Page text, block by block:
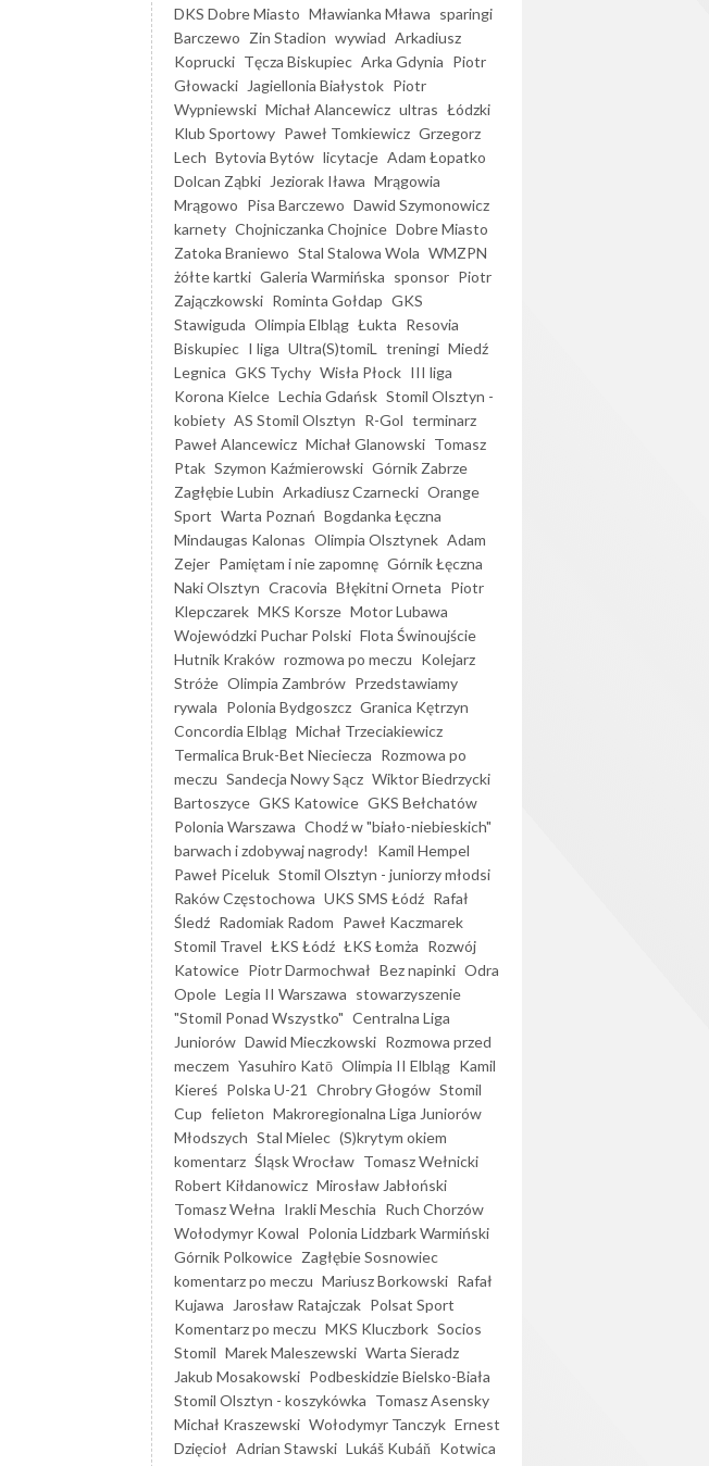
DKS Dobre Miasto Mławianka Mława sparingi
Barczewo Zin Stadion wywiad Arkadiusz
Koprucki Tęcza Biskupiec Arka Gdynia Piotr
Głowacki
Jagiellonia Białystok Piotr
Wypniewski Michał Alancewicz ultras Łódzki
Klub Sportowy Paweł Tomkiewicz Grzegorz
Lech Bytovia Bytów licytacje Adam Łopatko
Dolcan Ząbki
Jeziorak Iława Mrągowia
Mrągowo Pisa Barczewo Dawid Szymonowicz
karnety Chojniczanka Chojnice Dobre Miasto
Zatoka Braniewo Stal Stalowa Wola WMZPN
żółte kartki Galeria Warmińska sponsor Piotr
Zajączkowski Rominta Gołdap GKS
Stawiguda Olimpia Elbląg Łukta Resovia
Biskupiec I liga Ultra(S)tomiL treningi Miedź
Legnica GKS Tychy Wisła Płock III liga
Korona Kielce Lechia Gdańsk Stomil Olsztyn -
kobiety AS Stomil Olsztyn R-Gol terminarz
Paweł Alancewicz Michał Glanowski Tomasz
Ptak Szymon Kaźmierowski Górnik Zabrze
Zagłębie Lubin Arkadiusz Czarnecki Orange
Sport Warta Poznań Bogdanka Łęczna
Mindaugas Kalonas Olimpia Olsztynek Adam
Zejer Pamiętam i nie zapomnę Górnik Łęczna
Naki Olsztyn Cracovia Błękitni Orneta Piotr
Klepczarek MKS Korsze Motor Lubawa
Wojewódzki Puchar Polski Flota Świnoujście
Hutnik Kraków rozmowa po meczu Kolejarz
Stróże Olimpia Zambrów Przedstawiamy
rywala Polonia Bydgoszcz Granica Kętrzyn
Concordia Elbląg Michał Trzeciakiewicz
Termalica Bruk-Bet Nieciecza Rozmowa po
meczu Sandecja Nowy Sącz Wiktor Biedrzycki
Bartoszyce GKS Katowice GKS Bełchatów
Polonia Warszawa Chodź w "biało-niebieskich"
barwach i zdobywaj nagrody!
Kamil Hempel
Paweł Piceluk Stomil Olsztyn - juniorzy młodsi
Raków Częstochowa UKS SMS Łódź Rafał
Śledź Radomiak Radom Paweł Kaczmarek
Stomil Travel ŁKS Łódź ŁKS Łomża Rozwój
Katowice Piotr Darmochwał Bez napinki Odra
Opole Legia II Warszawa stowarzyszenie
"Stomil Ponad Wszystko" Centralna Liga
Juniorów Dawid Mieczkowski Rozmowa przed
meczem Yasuhiro Katō Olimpia II Elbląg Kamil
Kiereś Polska U-21 Chrobry Głogów Stomil
Cup felieton Makroregionalna Liga Juniorów
Młodszych Stal Mielec (S)krytym okiem
komentarz Śląsk Wrocław Tomasz Wełnicki
Robert Kiłdanowicz Mirosław Jabłoński
Tomasz Wełna Irakli Meschia Ruch Chorzów
Wołodymyr Kowal Polonia Lidzbark Warmiński
Górnik Polkowice Zagłębie Sosnowiec
komentarz po meczu Mariusz Borkowski Rafał
Kujawa
Jarosław Ratajczak Polsat Sport
Komentarz po meczu MKS Kluczbork Socios
Stomil Marek Maleszewski Warta Sieradz
Jakub Mosakowski Podbeskidzie Bielsko-Biała
Stomil Olsztyn - koszykówka Tomasz Asensky
Michał Kraszewski Wołodymyr Tanczyk Ernest
Dzięcioł Adrian Stawski Lukáš Kubáň Kotwica